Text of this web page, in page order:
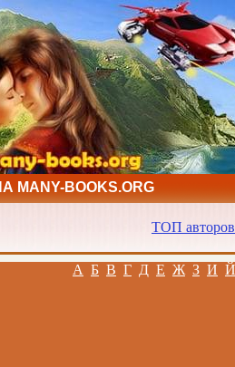
BOOKS.ORG
ТОП
А Б В Г Д Е Ж З И Й